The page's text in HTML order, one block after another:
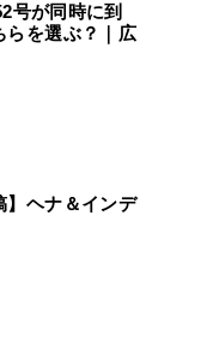
号が同時に到
らを選ぶ？｜広
】ヘナ＆インデ